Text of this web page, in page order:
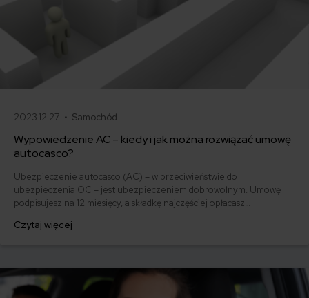
2023.12.27 • Samochód
Wypowiedzenie AC – kiedy i jak można rozwiązać umowę
autocasco?
Ubezpieczenie autocasco (AC) – w przeciwieństwie do
ubezpieczenia OC – jest ubezpieczeniem dobrowolnym. Umowę
podpisujesz na 12 miesięcy, a składkę najczęściej opłacasz
ofertę lub zdecydowałeś się sprzedać samochód w trakcie trwania
Czytaj więcej